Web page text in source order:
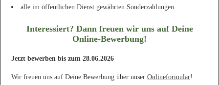
alle im öffentlichen Dienst gewährten Sonderzahlungen
Interessiert? Dann freuen wir uns auf Deine
Online-Bewerbung!
Jetzt bewerben bis zum 28.06.2026
Wir freuen uns auf Deine Bewerbung über unserOnlineformular!